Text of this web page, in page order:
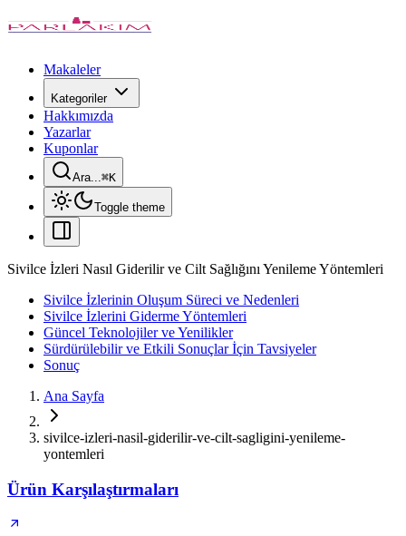
Makaleler
Kategoriler
Hakkımızda
Yazarlar
Kuponlar
Ara...⌘K
Toggle theme
Sivilce İzleri Nasıl Giderilir ve Cilt Sağlığını Yenileme Yöntemleri
Sivilce İzlerinin Oluşum Süreci ve Nedenleri
Sivilce İzlerini Giderme Yöntemleri
Güncel Teknolojiler ve Yenilikler
Sürdürülebilir ve Etkili Sonuçlar İçin Tavsiyeler
Sonuç
Ana Sayfa
sivilce-izleri-nasil-giderilir-ve-cilt-sagligini-yenileme-
yontemleri
Ürün Karşılaştırmaları